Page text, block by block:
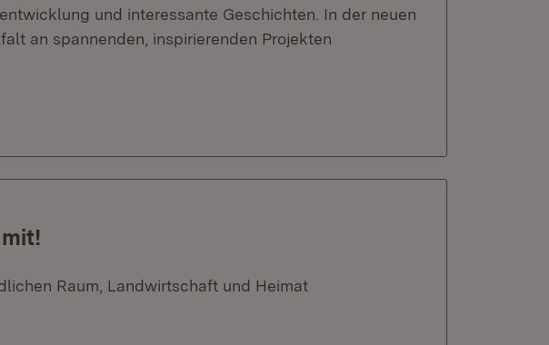
und interessante Geschichten. In der neuen
an spannenden, inspirierenden Projekten
Raum, Landwirtschaft und Heimat